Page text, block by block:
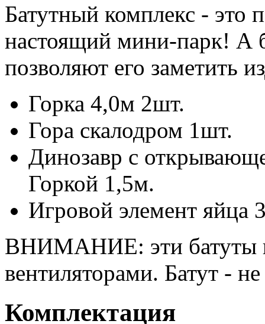
Батутный комплекс - это
настоящий мини-парк! А
позволяют его заметить
Горка 4,0м 2шт.
Гора скалодром 1шт.
Динозавр с
Горкой 1,5м.
Игровой элемент яйца
ВНИМАНИЕ: эти батуты
вентиляторами. Батут -
Комплектация